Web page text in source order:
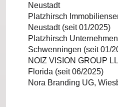
Neustadt
Platzhirsch
Neustadt (seit 01/2025)
Platzhirsch
Schwenningen (seit 01/
NOIZ VISION GROUP
Florida (seit 06/2025)
Nora Branding UG,